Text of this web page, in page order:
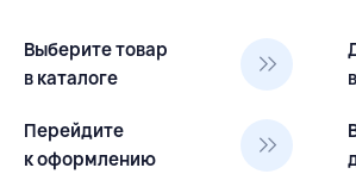
Выберите товар
в каталоге
Перейдите
к оформлению